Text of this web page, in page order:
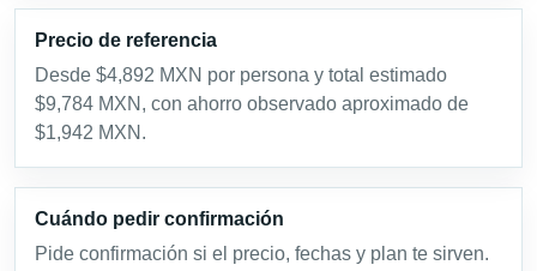
Precio de referencia
Desde $4,892 MXN por persona y total estimado
$9,784 MXN, con ahorro observado aproximado de
$1,942 MXN.
Cuándo pedir confirmación
Pide confirmación si el precio, fechas y plan te sirven.